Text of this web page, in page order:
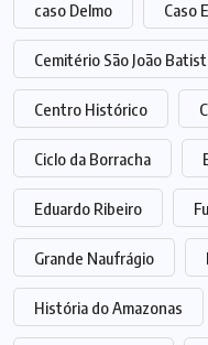
caso Delmo Caso
Cemitério São João
Centro Histórico
Ciclo da Borracha
Eduardo Ribeiro
Grande Naufrágio
História do Amazonas